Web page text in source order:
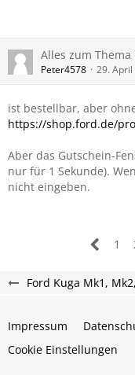
Alles zum Thema
Peter4578 29. April
ist bestellbar, aber
https://shop.ford.de/
Aber das Gutschein-
nur für 1 Sekunde).
nicht eingeben.
1
Ford Kuga Mk1,
Impressum
Cookie Einstellungen